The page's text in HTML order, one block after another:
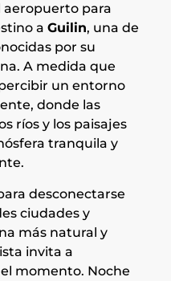
aeropuerto para
a Guilin, una de
por su
A medida que
un entorno
donde las
ríos y los paisajes
tranquila y
desconectarse
ciudades y
más natural y
invita a
momento. Noche